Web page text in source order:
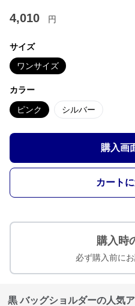
4,010 円
サイズ
ワンサイズ
カラー
ピンク シルバー
購入画
カート
購入時
必ず購入前に
黒 バッグショルダーの人気